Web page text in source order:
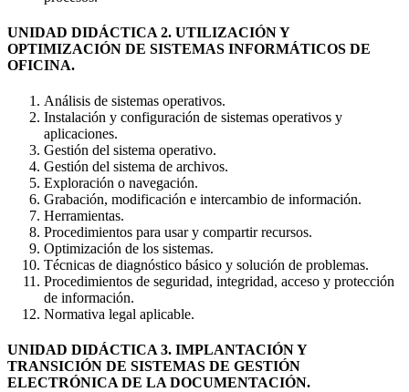
UNIDAD DIDÁCTICA 2. UTILIZACIÓN Y
OPTIMIZACIÓN DE SISTEMAS INFORMÁTICOS DE
OFICINA.
Análisis de sistemas operativos.
Instalación y configuración de sistemas operativos y
aplicaciones.
Gestión del sistema operativo.
Gestión del sistema de archivos.
Exploración o navegación.
Grabación, modificación e intercambio de información.
Herramientas.
Procedimientos para usar y compartir recursos.
Optimización de los sistemas.
Técnicas de diagnóstico básico y solución de problemas.
Procedimientos de seguridad, integridad, acceso y protección
de información.
Normativa legal aplicable.
UNIDAD DIDÁCTICA 3. IMPLANTACIÓN Y
TRANSICIÓN DE SISTEMAS DE GESTIÓN
ELECTRÓNICA DE LA DOCUMENTACIÓN.